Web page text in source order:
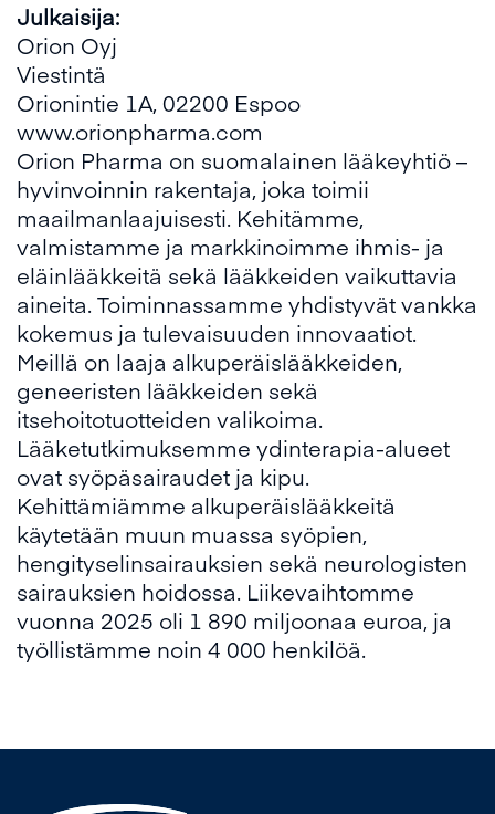
Julkaisija:
Orion Oyj
Viestintä
Orionintie 1A, 02200 Espoo
www.orionpharma.com
Orion Pharma on suomalainen lääkeyhtiö –
hyvinvoinnin rakentaja, joka toimii
maailmanlaajuisesti. Kehitämme,
valmistamme ja markkinoimme ihmis- ja
eläinlääkkeitä sekä lääkkeiden vaikuttavia
aineita. Toiminnassamme yhdistyvät vankka
kokemus ja tulevaisuuden innovaatiot.
Meillä on laaja alkuperäislääkkeiden,
geneeristen lääkkeiden sekä
itsehoitotuotteiden valikoima.
Lääketutkimuksemme ydinterapia-alueet
ovat syöpäsairaudet ja kipu.
Kehittämiämme alkuperäislääkkeitä
käytetään muun muassa syöpien,
hengityselinsairauksien sekä neurologisten
sairauksien hoidossa. Liikevaihtomme
vuonna 2025 oli 1 890 miljoonaa euroa, ja
työllistämme noin 4 000 henkilöä.